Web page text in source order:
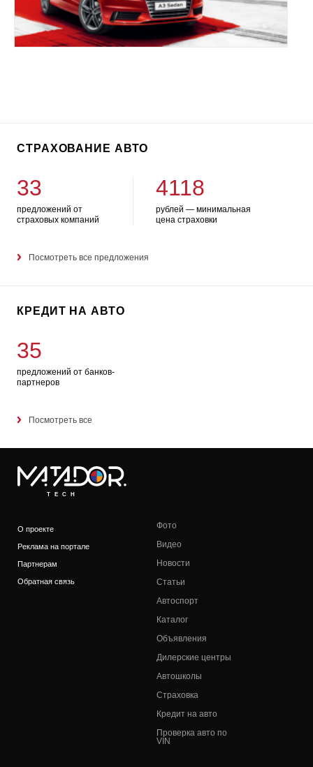
СТРАХОВАНИЕ АВТО
33
предложений от
страховых компаний
4118
рублей — минимальная
цена страховки
Посмотреть все предложения
КРЕДИТ НА АВТО
35
предложений от банков-
партнеров
Посмотреть все
TECH
О проекте
Реклама на портале
Партнерам
Обратная связь
Фото
Видео
Новости
Статьи
Автоспорт
Каталог
Объявления
Дилерские центры
Автошколы
Страховка
Кредит на авто
Проверка авто по
VIN